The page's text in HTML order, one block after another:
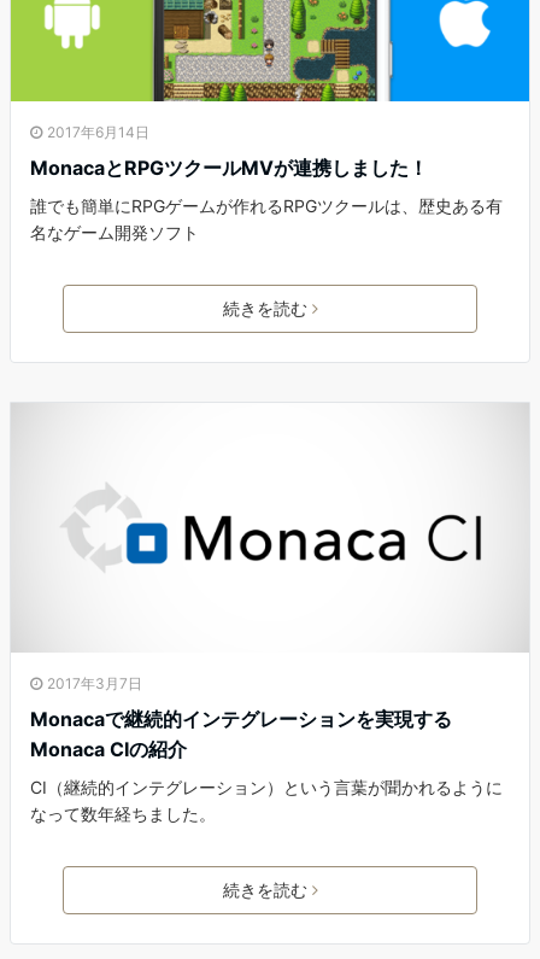
2017年6月14日
MonacaとRPGツクールMVが連携しました！
誰でも簡単にRPGゲームが作れるRPGツクールは、歴史ある有
名なゲーム開発ソフト
続きを読む
2017年3月7日
Monacaで継続的インテグレーションを実現する
Monaca CIの紹介
CI（継続的インテグレーション）という言葉が聞かれるように
なって数年経ちました。
続きを読む